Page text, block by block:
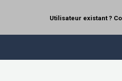
Utilisateur existant ?